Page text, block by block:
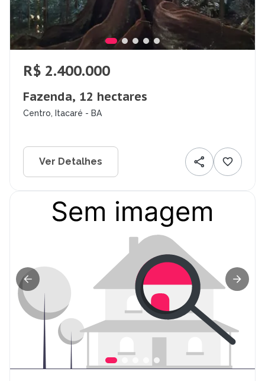
R$ 2.400.000
Fazenda, 12 hectares
Centro, Itacaré - BA
Ver Detalhes